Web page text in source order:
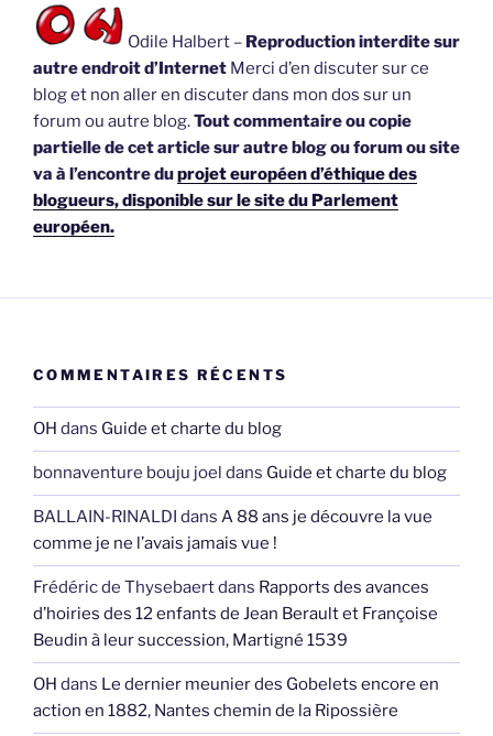
Odile Halbert – Reproduction interdite sur
autre endroit d’Internet Merci d’en discuter sur ce
blog et non aller en discuter dans mon dos sur un
forum ou autre blog.Tout commentaire ou copie
partielle de cet article sur autre blog ou forum ou site
va à l’encontre duprojet européen d’éthique des
blogueurs, disponible sur le site du Parlement
européen.
COMMENTAIRES RÉCENTS
OH dans Guide et charte du blog
bonnaventure bouju joel dans Guide et charte du blog
BALLAIN-RINALDI dans A 88 ans je découvre la vue
comme je ne l’avais jamais vue !
Frédéric de Thysebaertdans Rapports des avances
d’hoiries des 12 enfants de Jean Berault et Françoise
Beudin à leur succession, Martigné 1539
OH dans Le dernier meunier des Gobelets encore en
action en 1882, Nantes chemin de la Ripossière